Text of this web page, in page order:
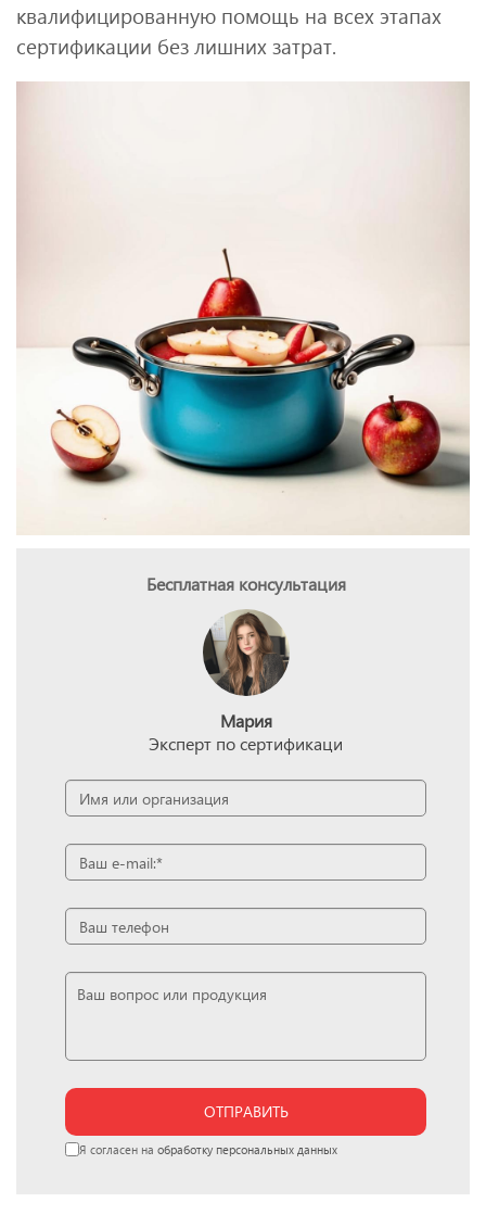
квалифицированную помощь на всех этапах
сертификации без лишних затрат.
Бесплатная консультация
Мария
Эксперт по сертификаци
ОТПРАВИТЬ
Я согласен на обработку персональных данных